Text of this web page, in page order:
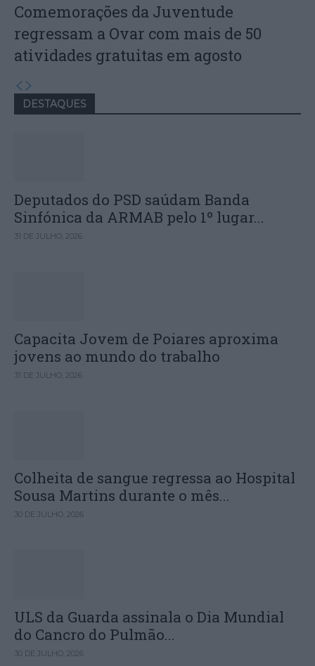
Comemorações da Juventude
regressam a Ovar com mais de 50
atividades gratuitas em agosto
DESTAQUES
Deputados do PSD saúdam Banda
Sinfónica da ARMAB pelo 1º lugar...
31 DE JULHO, 2026
Capacita Jovem de Poiares aproxima
jovens ao mundo do trabalho
31 DE JULHO, 2026
Colheita de sangue regressa ao Hospital
Sousa Martins durante o mês...
30 DE JULHO, 2026
ULS da Guarda assinala o Dia Mundial
do Cancro do Pulmão...
30 DE JULHO, 2026